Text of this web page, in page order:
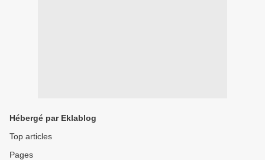
Hébergé par Eklablog
Top articles
Pages